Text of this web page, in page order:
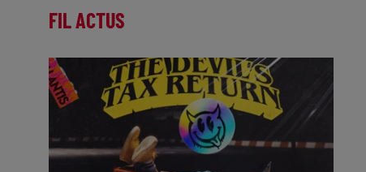
FIL ACTUS